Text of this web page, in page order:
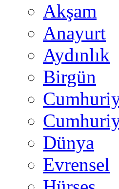
Akşam
Anayurt
Aydınlık
Birgün
Dünya
Evrensel